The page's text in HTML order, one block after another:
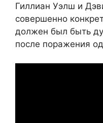
Гиллиан Уэлш и
совершенно
должен был быть
после поражения